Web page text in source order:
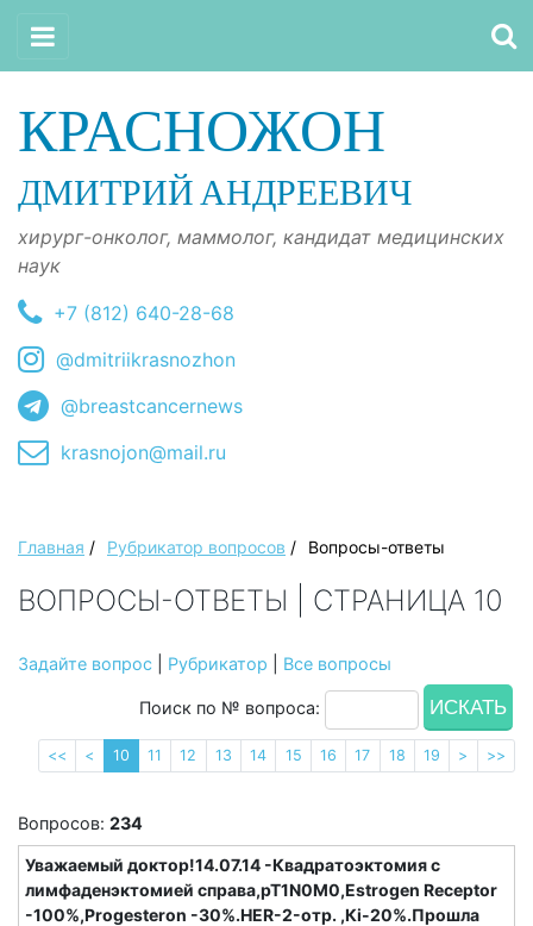
КРАСНОЖОН
ДМИТРИЙ АНДРЕЕВИЧ
хирург-онколог, маммолог, кандидат медицинских
наук
+7 (812) 640-28-68
@dmitriikrasnozhon
@breastcancernews
krasnojon@mail.ru
Главная / Рубрикатор вопросов / Вопросы-ответы
ВОПРОСЫ-ОТВЕТЫ | СТРАНИЦА 10
Задайте вопрос Рубрикатор Все вопросы
Поиск по № вопроса:
<< < 10 11 12 13 14 15 16 17 18 19 > >>
Вопросов: 234
Уважаемый доктор!14.07.14 -Квадратоэктомия с
лимфаденэктомией справа,рТ1N0М0,Estrogen Receptor
-100%,Progesteron -30%.HER-2-отр. ,Кі-20%.Прошла